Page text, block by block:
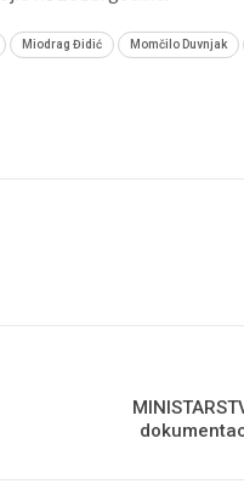
Miodrag Đidić Momčilo Duvnjak